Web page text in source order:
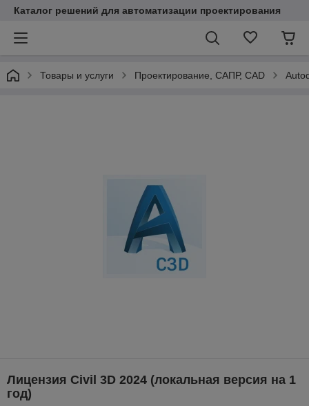
Каталог решений для автоматизации проектирования
Товары и услуги Проектирование, САПР, CAD
Лицензия Civil 3D 2024 (локальная версия на 1
год)